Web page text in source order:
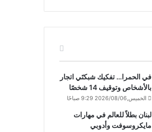
في الحمرا… تفكيك شبكتَي اتجار
بالأشخاص وتوقيف 14 شخصًا
الخميس,2026/08/06 9:29 صباحًا
لبنان بطلاً للعالم في مهارات
مايكروسوفت وأدوبي